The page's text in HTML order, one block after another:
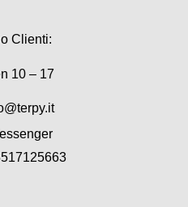
Clienti:
10 – 17